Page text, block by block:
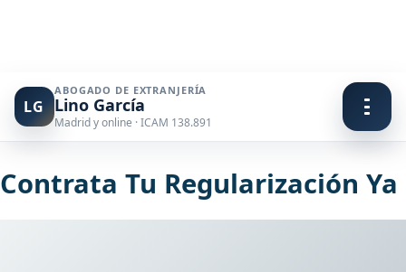
LG
ABOGADO DE EXTRANJERÍA
Lino García
Madrid y online · ICAM 138.891
al
contenido
Contrata Tu Regularización Ya